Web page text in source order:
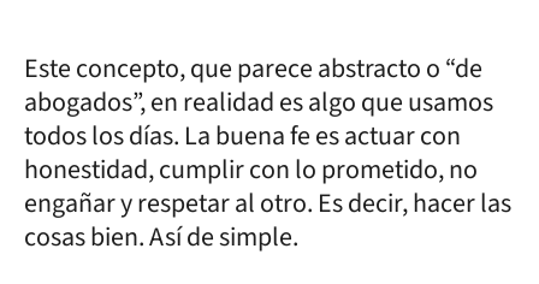
Este concepto, que parece abstracto o “de
abogados”, en realidad es algo que usamos
todos los días. La buena fe es actuar con
honestidad, cumplir con lo prometido, no
engañar y respetar al otro. Es decir, hacer las
cosas bien. Así de simple.